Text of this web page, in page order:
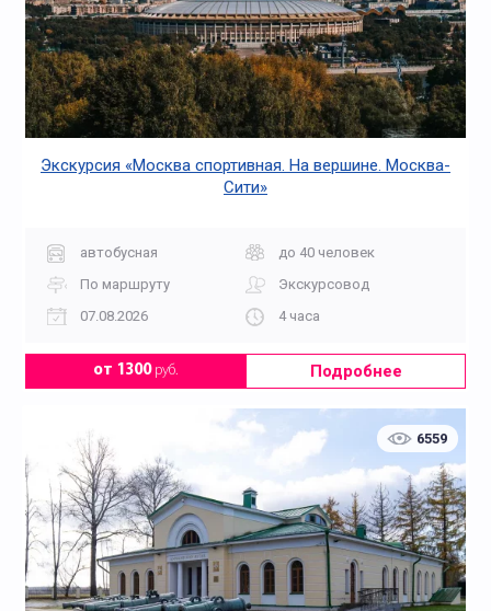
Экскурсия «Москва спортивная. На вершине. Москва-
Сити»
автобусная
до 40 человек
По маршруту
Экскурсовод
07.08.2026
4 часа
от 1300руб. Подробнее
6559